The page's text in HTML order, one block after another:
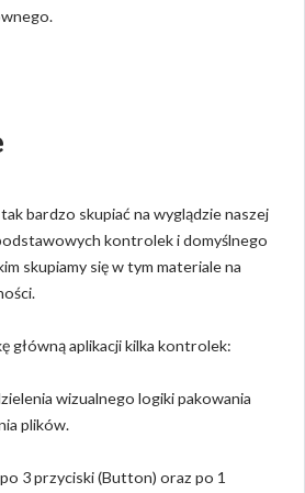
bardzo skupiać na wyglądzie naszej
kontrolek i domyślnego
skupiamy się w tym materiale na
główną aplikacji kilka kontrolek:
wizualnego logiki pakowania
plików.
3 przyciski (Button) oraz po 1